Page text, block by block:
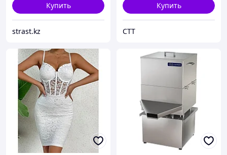
Купить
strast.kz
Купить
СТТ